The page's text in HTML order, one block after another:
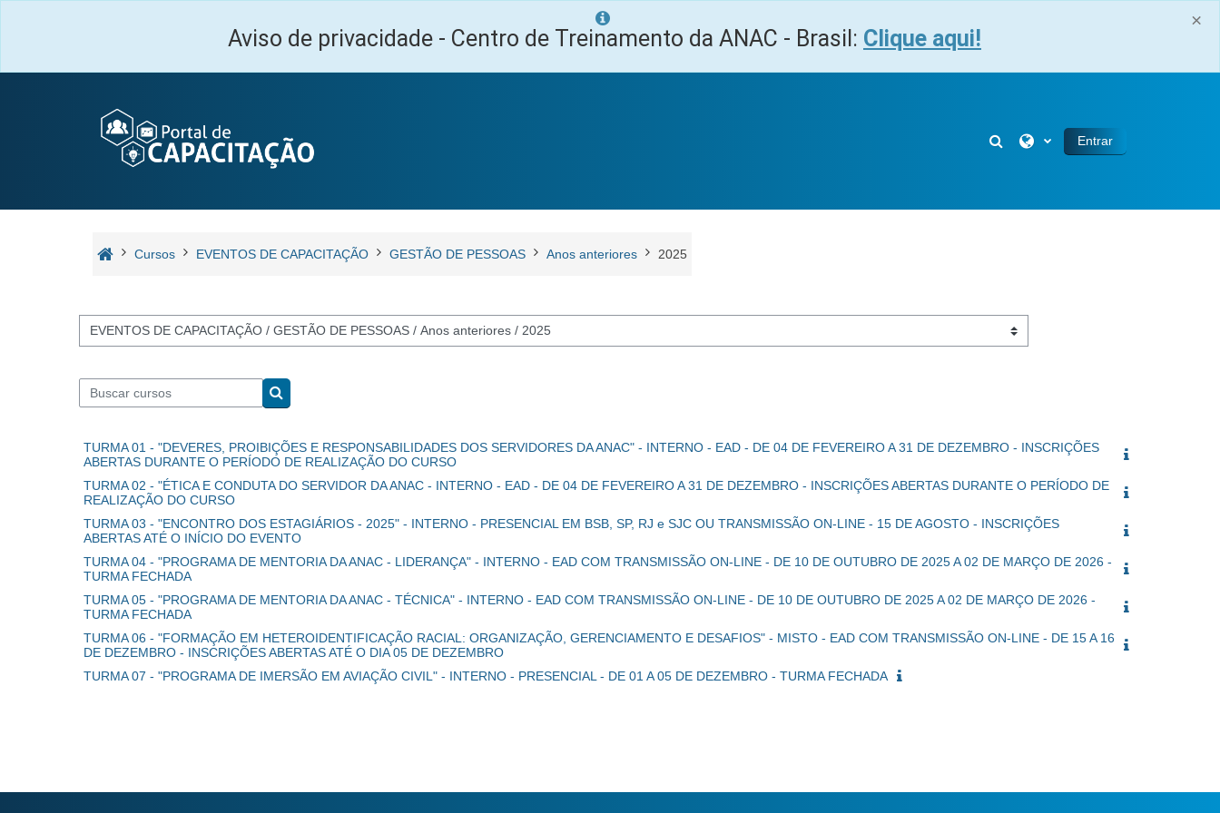
×
Aviso de privacidade - Centro de Treinamento da ANAC - Brasil: Clique aqui!
Alternar entrada de pesquisa
Entrar
Cursos EVENTOS DE CAPACITAÇÃO GESTÃO DE PESSOAS Anos anteriores 2025
Categorias de Cursos
Buscar cursos
Buscar cursos
TURMA 01 - "DEVERES, PROIBIÇÕES E RESPONSABILIDADES DOS SERVIDORES DA ANAC" - INTERNO - EAD - DE 04 DE FEVEREIRO A 31 DE DEZEMBRO - INSCRIÇÕES
ABERTAS DURANTE O PERÍODO DE REALIZAÇÃO DO CURSO
TURMA 02 - "ÉTICA E CONDUTA DO SERVIDOR DA ANAC - INTERNO - EAD - DE 04 DE FEVEREIRO A 31 DE DEZEMBRO - INSCRIÇÕES ABERTAS DURANTE O PERÍODO DE
REALIZAÇÃO DO CURSO
TURMA 03 - "ENCONTRO DOS ESTAGIÁRIOS - 2025" - INTERNO - PRESENCIAL EM BSB, SP, RJ e SJC OU TRANSMISSÃO ON-LINE - 15 DE AGOSTO - INSCRIÇÕES
ABERTAS ATÉ O INÍCIO DO EVENTO
TURMA 04 - "PROGRAMA DE MENTORIA DA ANAC - LIDERANÇA" - INTERNO - EAD COM TRANSMISSÃO ON-LINE - DE 10 DE OUTUBRO DE 2025 A 02 DE MARÇO DE 2026 -
TURMA FECHADA
TURMA 05 - "PROGRAMA DE MENTORIA DA ANAC - TÉCNICA" - INTERNO - EAD COM TRANSMISSÃO ON-LINE - DE 10 DE OUTUBRO DE 2025 A 02 DE MARÇO DE 2026 -
TURMA FECHADA
TURMA 06 - "FORMAÇÃO EM HETEROIDENTIFICAÇÃO RACIAL: ORGANIZAÇÃO, GERENCIAMENTO E DESAFIOS" - MISTO - EAD COM TRANSMISSÃO ON-LINE - DE 15 A 16
DE DEZEMBRO - INSCRIÇÕES ABERTAS ATÉ O DIA 05 DE DEZEMBRO
TURMA 07 - "PROGRAMA DE IMERSÃO EM AVIAÇÃO CIVIL" - INTERNO - PRESENCIAL - DE 01 A 05 DE DEZEMBRO - TURMA FECHADA